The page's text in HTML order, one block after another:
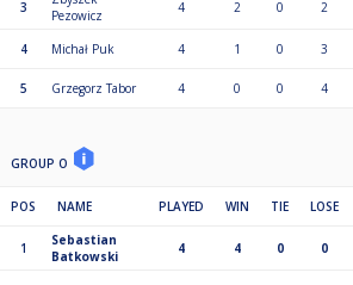
3
Pezowicz
4 2 0 2
4 Michał Puk 4 1 0 3
5 Grzegorz Tabor 4 0 0 4
GROUP O
POS NAME PLAYED WIN TIE LOSE
1
Sebastian
Batkowski
4 4 0 0